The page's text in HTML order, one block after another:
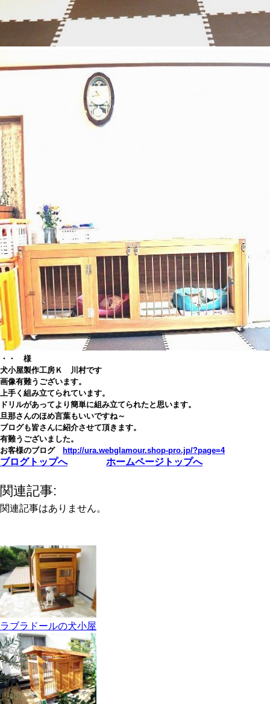
・・ 様
犬小屋製作工房Ｋ 川村です
画像有難うございます。
上手く組み立てられています。
ドリルがあってより簡単に組み立てられたと思います。
旦那さんのほめ言葉もいいですね～
ブログも皆さんに紹介させて頂きます。
有難うございました。
お客様のブログ
http://ura.webglamour.shop-pro.jp/?page=4
ブログトップへ ホームページトップへ
関連記事:
関連記事はありません。
ラブラドールの犬小屋